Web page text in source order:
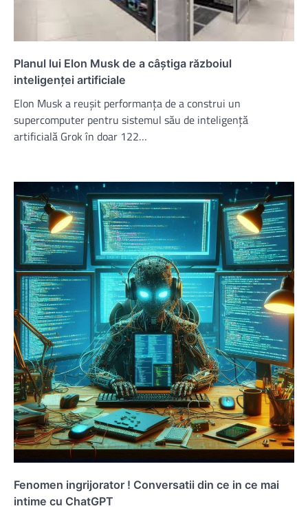
Planul lui Elon Musk de a câștiga războiul
inteligenței artificiale
Elon Musk a reușit performanța de a construi un
supercomputer pentru sistemul său de inteligență
artificială Grok în doar 122…
Fenomen ingrijorator ! Conversatii din ce in ce mai
intime cu ChatGPT